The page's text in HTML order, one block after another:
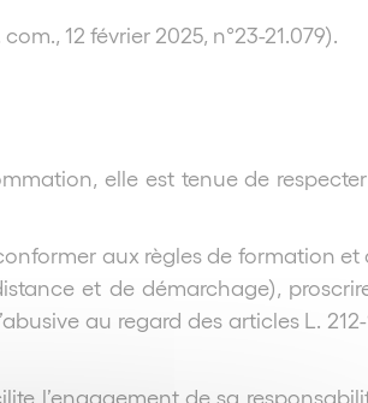
12 février 2025, n°23-21.079).
elle est tenue de respecter
aux règles de formation et
et de démarchage),
au regard des articles L.
l’engagement de sa